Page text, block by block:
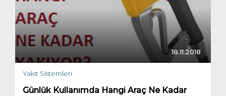
18.11.2018
Yakıt Sistemleri
Günlük Kullanımda Hangi Araç Ne Kadar